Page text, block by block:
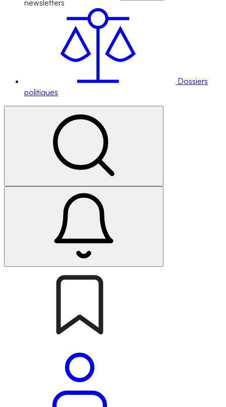
newsletters
Dossiers
politiques